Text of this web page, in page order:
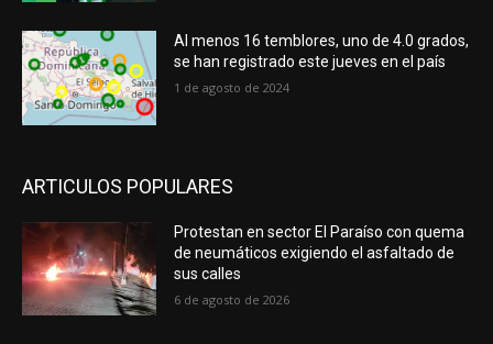
Al menos 16 temblores, uno de 4.0 grados,
se han registrado este jueves en el país
1 de agosto de 2024
ARTICULOS POPULARES
Protestan en sector El Paraíso con quema
de neumáticos exigiendo el asfaltado de
sus calles
6 de agosto de 2026